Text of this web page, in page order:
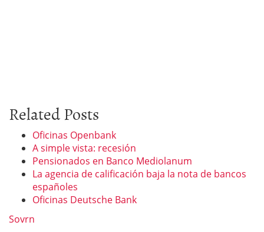
Related Posts
Oficinas Openbank
A simple vista: recesión
Pensionados en Banco Mediolanum
La agencia de calificación baja la nota de bancos
españoles
Oficinas Deutsche Bank
Sovrn